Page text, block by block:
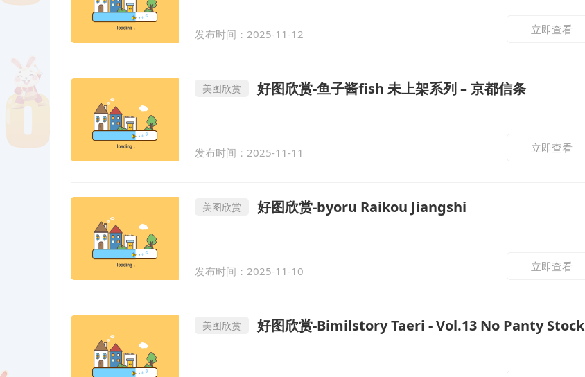
发布时间：2025-11-12 立即查看
美图欣赏 好图欣赏-鱼子酱fish 未上架系列 – 京都信条
发布时间：2025-11-11 立即查看
美图欣赏 好图欣赏-byoru Raikou Jiangshi
发布时间：2025-11-10 立即查看
美图欣赏 好图欣赏-Bimilstory Taeri - Vol.13 No Panty Stocking Challenge